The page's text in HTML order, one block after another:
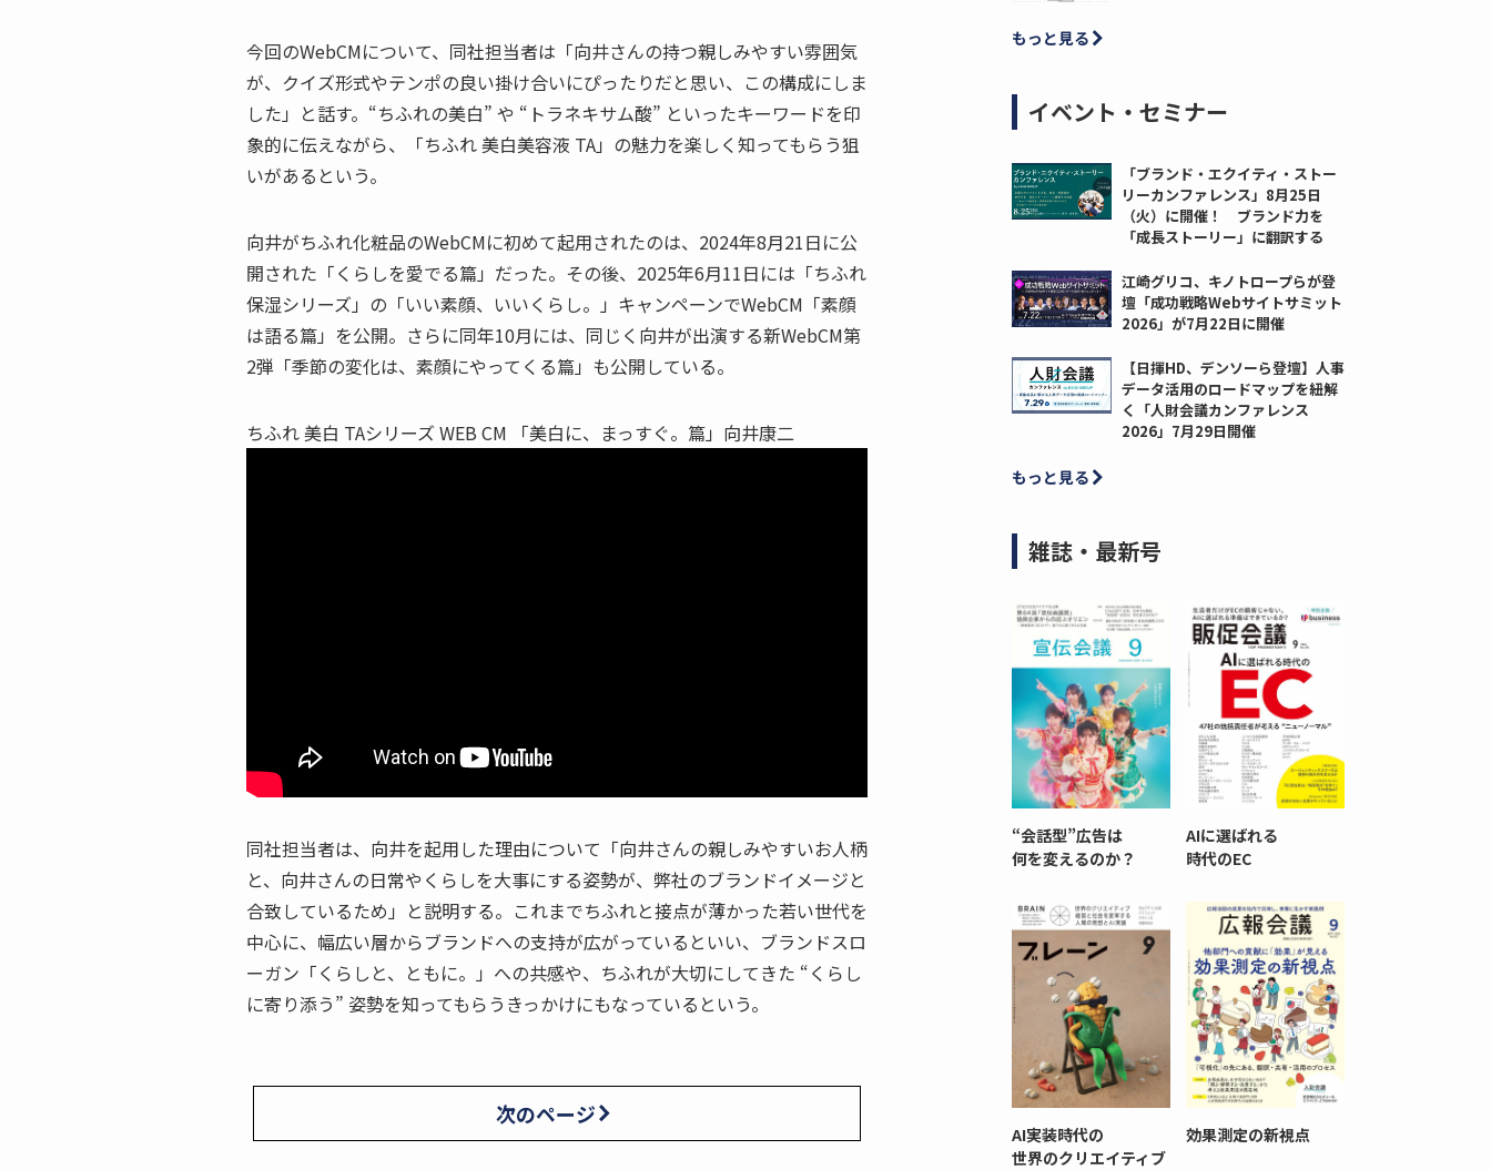
今回のWebCMについて、同社担当者は「向井さんの持つ親しみやすい雰囲気
が、クイズ形式やテンポの良い掛け合いにぴったりだと思い、この構成にしま
した」と話す。“ちふれの美白” や “トラネキサム酸” といったキーワードを印
象的に伝えながら、「ちふれ 美白美容液 TA」の魅力を楽しく知ってもらう狙
いがあるという。
向井がちふれ化粧品のWebCMに初めて起用されたのは、2024年8月21日に公
開された「くらしを愛でる篇」だった。その後、2025年6月11日には「ちふれ
保湿シリーズ」の「いい素顔、いいくらし。」キャンペーンでWebCM「素顔
は語る篇」を公開。さらに同年10月には、同じく向井が出演する新WebCM第
2弾「季節の変化は、素顔にやってくる篇」も公開している。
ちふれ 美白 TAシリーズ WEB CM 「美白に、まっすぐ。篇」向井康二
同社担当者は、向井を起用した理由について「向井さんの親しみやすいお人柄
と、向井さんの日常やくらしを大事にする姿勢が、弊社のブランドイメージと
合致しているため」と説明する。これまでちふれと接点が薄かった若い世代を
中心に、幅広い層からブランドへの支持が広がっているといい、ブランドスロ
ーガン「くらしと、ともに。」への共感や、ちふれが大切にしてきた “くらし
に寄り添う” 姿勢を知ってもらうきっかけにもなっているという。
次のページ
もっと見る
イベント・セミナー
「ブランド・エクイティ・ストー
リーカンファレンス」8月25日
（火）に開催！ ブランド力を
「成長ストーリー」に翻訳する
江崎グリコ、キノトロープらが登
壇「成功戦略Webサイトサミット
2026」が7月22日に開催
【日揮HD、デンソーら登壇】人事
データ活用のロードマップを紐解
く「人財会議カンファレンス
2026」7月29日開催
もっと見る
雑誌・最新号
“会話型”広告は
何を変えるのか？
AIに選ばれる
時代のEC
AI実装時代の
世界のクリエイティブ
効果測定の新視点